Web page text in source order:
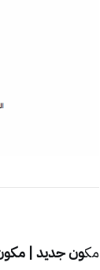
مكون جديد | مكون